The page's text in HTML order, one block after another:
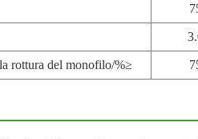
rottura del monofilo/%≥